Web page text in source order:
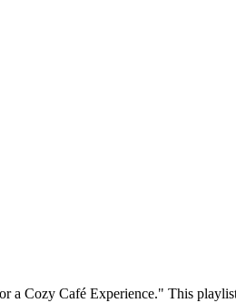
Cozy Café Experience." This